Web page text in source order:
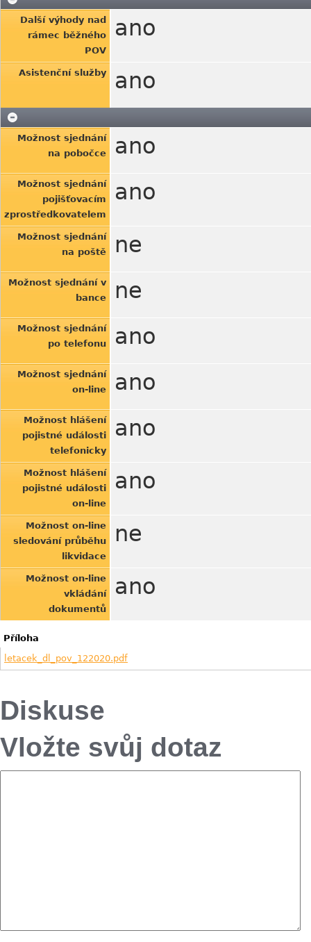
Další výhody nad
rámec běžného
POV
ano
Asistenční služby ano
Možnost sjednání
na pobočce
ano
Možnost sjednání
pojišťovacím
zprostředkovatelem
ano
Možnost sjednání
na poště
ne
Možnost sjednání v
bance
ne
Možnost sjednání
po telefonu
ano
Možnost sjednání
on-line
ano
Možnost hlášení
pojistné události
telefonicky
ano
Možnost hlášení
pojistné události
on-line
ano
Možnost on-line
sledování průběhu
likvidace
ne
Možnost on-line
vkládání
dokumentů
ano
Příloha
letacek_dl_pov_122020.pdf
Diskuse
Vložte svůj dotaz